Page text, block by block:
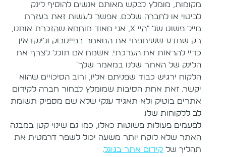
מקומות, מומלץ לבקש מאותם אנשים להוסיף לינק
לביטוי או לחברה שלכם. אפשר לעשות זאת בעזרת
מייל פשוט של "היי X, אני מאוד מוחמא שהזכרת אותנו,
רק שתדע ששיתפתי את המאמר בפייסבוק ולינקדאין
כדיי להראות את הערכתי. אשמח אם תוכל לצרף את
הלינק של האתר שלנו במאמר שלך"
הלקוח ירגיש כבוד שפניתם אליו, ורוב הסיכויים שהוא
יקשר. זאת אחת הסיבות שמומלץ לבחור חברה לקידום
אתרים בוטיק ולא תאגיד ענקי שלא שם מספיק תשומת
לב ללקוחות שלו.
לפעמים פעולות פשוטות כאלו, כמו גם שינוי קטן במבנה
האתר שלא לוקח יותר משעה יכול לשפר דרמטית את
תהליך שלקידום אתר בגוגל.